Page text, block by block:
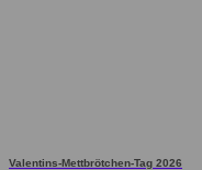
Valentins-Mettbrötchen-Tag 2026